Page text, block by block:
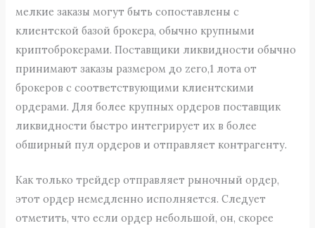
мелкие заказы могут быть сопоставлены с
клиентской базой брокера, обычно крупными
криптоброкерами. Поставщики ликвидности обычно
принимают заказы размером до zero,1 лота от
брокеров с соответствующими клиентскими
ордерами. Для более крупных ордеров поставщик
ликвидности быстро интегрирует их в более
обширный пул ордеров и отправляет контрагенту.
Как только трейдер отправляет рыночный ордер,
этот ордер немедленно исполняется. Следует
отметить, что если ордер небольшой, он, скорее